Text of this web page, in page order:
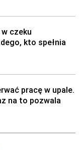
czeku
kto spełnia
pracę w upale.
na to pozwala